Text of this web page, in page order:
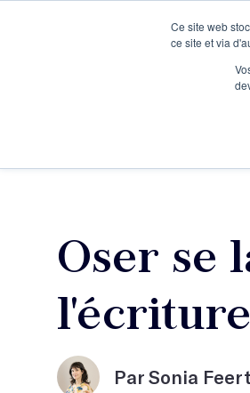
Ce site web
ce site et via
Je participe à une session
Oser se
l'écriture
Par Sonia